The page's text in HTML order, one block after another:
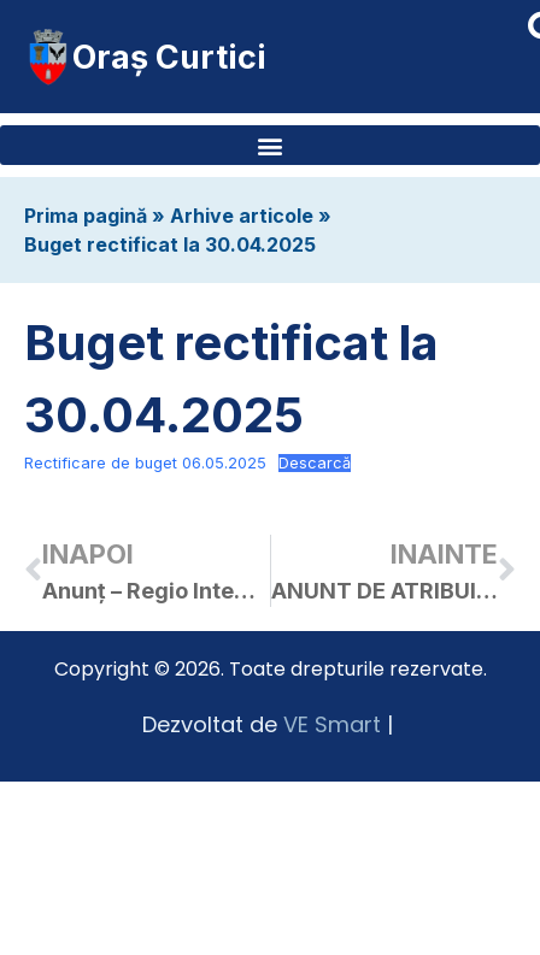
Oraș Curtici
Prima pagină » Arhive articole »
Buget rectificat la 30.04.2025
Buget rectificat la
30.04.2025
Rectificare de buget 06.05.2025 Descarcă
INAPOI
Anunț – Regio Integral SA
INAINTE
ANUNT DE ATRIBUIRE la procedura de achiziție având ca obiect atribuirea contractului Prestări servicii de catering – furnizare si distribuție masa caldă, în regim catering, pentru preșcolarii si elevii Liceului Tehnologic „Ion Creangă” din orașul Curtici
Copyright © 2026. Toate drepturile rezervate.
Dezvoltat de VE Smart |